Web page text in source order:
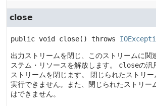
close
public void close() throws
出力ストリームを閉じ、このストリームに関
ステム・リソースを解放します。
closeの汎
ストリームを閉じます。
閉じられたストリ
実行できません。また、閉じられたストリー
はできません。